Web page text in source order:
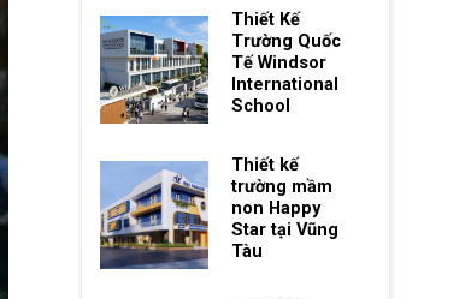
Thiết Kế
Trường Quốc
Tế Windsor
International
School
Thiết kế
trường mầm
non Happy
Star tại Vũng
Tàu